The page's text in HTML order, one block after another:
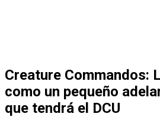
Creature Commandos:
como un pequeño
que tendrá el DCU